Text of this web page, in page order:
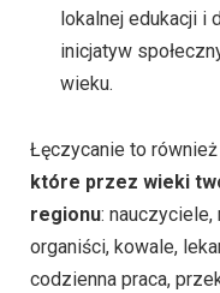
lokalnej edukacji i
inicjatyw
wieku.
Łęczycanie to również
które przez wieki
regionu:
organiści, kowale,
codzienna praca,